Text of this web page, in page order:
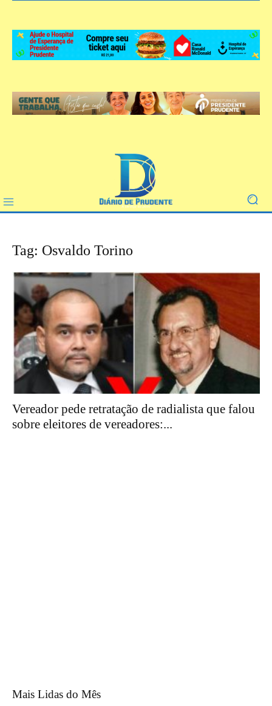
Tag: Osvaldo Torino
Vereador pede retratação de radialista que falou
sobre eleitores de vereadores:...
Mais Lidas do Mês